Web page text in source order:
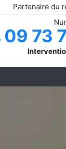
Partenaire du
09 73